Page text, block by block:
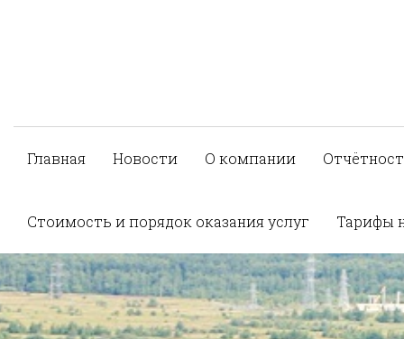
Главная Новости О компании
Стоимость и порядок оказания услуг Тарифы